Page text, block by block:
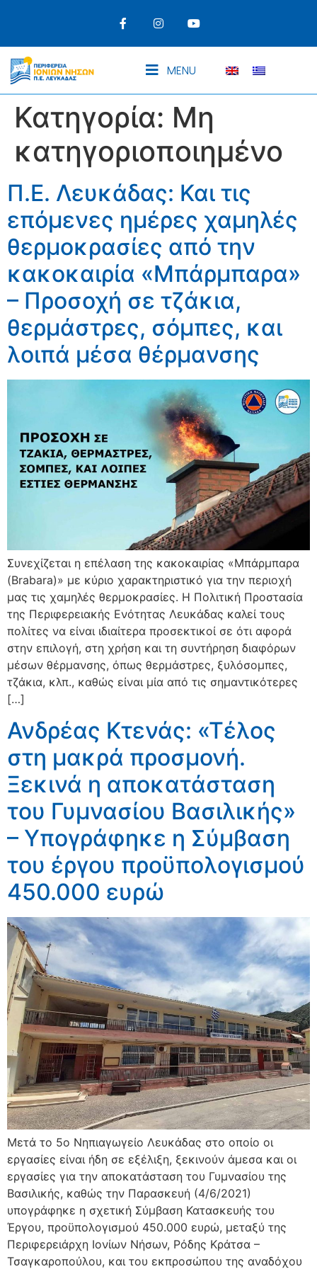
MENU
Κατηγορία: Μη
κατηγοριοποιημένο
Π.Ε. Λευκάδας: Και τις
επόμενες ημέρες χαμηλές
θερμοκρασίες από την
κακοκαιρία «Μπάρμπαρα»
– Προσοχή σε τζάκια,
θερμάστρες, σόμπες, και
λοιπά μέσα θέρμανσης
Συνεχίζεται η επέλαση της κακοκαιρίας «Μπάρμπαρα
(Brabara)» με κύριο χαρακτηριστικό για την περιοχή
μας τις χαμηλές θερμοκρασίες. Η Πολιτική Προστασία
της Περιφερειακής Ενότητας Λευκάδας καλεί τους
πολίτες να είναι ιδιαίτερα προσεκτικοί σε ότι αφορά
στην επιλογή, στη χρήση και τη συντήρηση διαφόρων
μέσων θέρμανσης, όπως θερμάστρες, ξυλόσομπες,
τζάκια, κλπ., καθώς είναι μία από τις σημαντικότερες
[…]
Ανδρέας Κτενάς: «Τέλος
στη μακρά προσμονή.
Ξεκινά η αποκατάσταση
του Γυμνασίου Βασιλικής»
– Υπογράφηκε η Σύμβαση
του έργου προϋπολογισμού
450.000 ευρώ
Μετά το 5ο Νηπιαγωγείο Λευκάδας στο οποίο οι
εργασίες είναι ήδη σε εξέλιξη, ξεκινούν άμεσα και οι
εργασίες για την αποκατάσταση του Γυμνασίου της
Βασιλικής, καθώς την Παρασκευή (4/6/2021)
υπογράφηκε η σχετική Σύμβαση Κατασκευής του
Έργου, προϋπολογισμού 450.000 ευρώ, μεταξύ της
Περιφερειάρχη Ιονίων Νήσων, Ρόδης Κράτσα –
Τσαγκαροπούλου, και του εκπροσώπου της αναδόχου